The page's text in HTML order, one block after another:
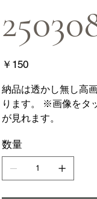
価
格
￥150
納品は透かし無し高
ります。 ※画像をタ
が見れます。
数量